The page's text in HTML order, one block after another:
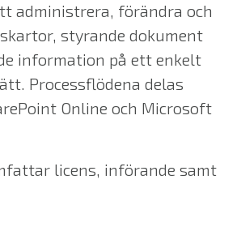
administrera, förändra och
styrande dokument
information på ett enkelt
Processflödena delas
Online och Microsoft
licens, införande samt